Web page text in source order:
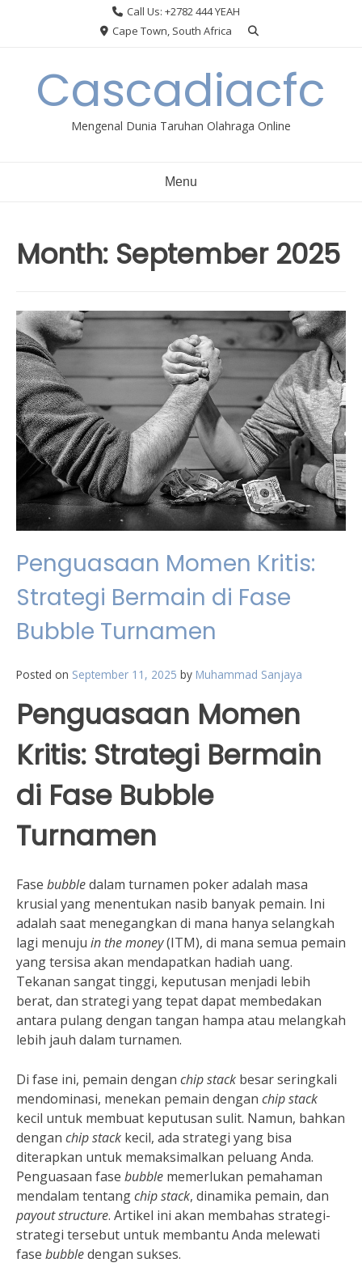
Call Us: +2782 444 YEAH
Cape Town, South Africa
Cascadiacfc
Mengenal Dunia Taruhan Olahraga Online
Menu
Month: September 2025
Penguasaan Momen Kritis:
Strategi Bermain di Fase
Bubble Turnamen
Posted on September 11, 2025 by Muhammad Sanjaya
Penguasaan Momen
Kritis: Strategi Bermain
di Fase Bubble
Turnamen
Fase bubbledalam turnamen poker adalah masa
krusial yang menentukan nasib banyak pemain. Ini
adalah saat menegangkan di mana hanya selangkah
lagi menuju in the money(ITM), di mana semua pemain
yang tersisa akan mendapatkan hadiah uang.
Tekanan sangat tinggi, keputusan menjadi lebih
berat, dan strategi yang tepat dapat membedakan
antara pulang dengan tangan hampa atau melangkah
lebih jauh dalam turnamen.
Di fase ini, pemain dengan chip stack besar seringkali
mendominasi, menekan pemain dengan chip stack
kecil untuk membuat keputusan sulit. Namun, bahkan
dengan chip stack kecil, ada strategi yang bisa
diterapkan untuk memaksimalkan peluang Anda.
Penguasaan fase bubble memerlukan pemahaman
mendalam tentangchip stack, dinamika pemain, dan
payout structure. Artikel ini akan membahas strategi-
strategi tersebut untuk membantu Anda melewati
fase bubbledengan sukses.